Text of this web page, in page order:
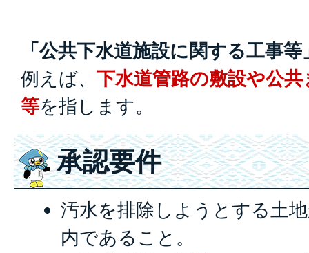
「公共下水道施設に関する工事等
例えば、 下水道管路の敷設や公
等を指します。
承認要件
汚水を排除しようとする土
内であること。